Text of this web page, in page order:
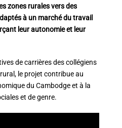
zones rurales vers des
à un marché du travail
leur autonomie et leur
de carrières des collégiens
le projet contribue au
du Cambodge et à la
et de genre.